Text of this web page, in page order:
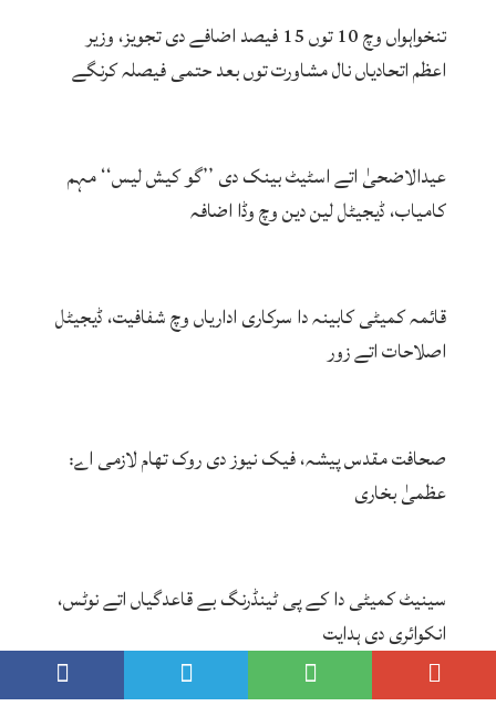
تنخواہواں وچ 10 توں 15 فیصد اضافے دی تجویز، وزیر
اعظم اتحادیاں نال مشاورت توں بعد حتمی فیصلہ کرنگے
عیدالاضحیٰ اتے اسٹیٹ بینک دی ’’گو کیش لیس‘‘ مہم
کامیاب، ڈیجیٹل لین دین وچ وڈا اضافہ
قائمہ کمیٹی کابینہ دا سرکاری اداریاں وچ شفافیت، ڈیجیٹل
اصلاحات اتے زور
صحافت مقدس پیشہ، فیک نیوز دی روک تھام لازمی اے:
عظمیٰ بخاری
سینیٹ کمیٹی دا کے پی ٹینڈرنگ بے قاعدگیاں اتے نوٹس،
انکوائری دی ہدایت